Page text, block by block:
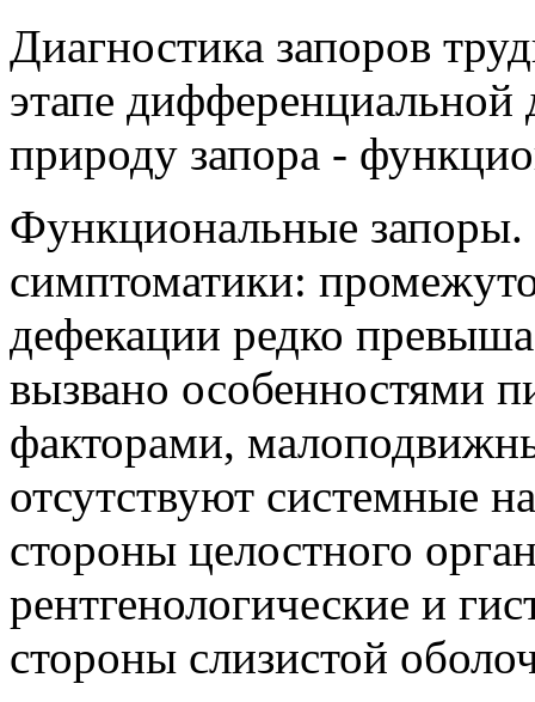
Диагностика запоров
этапе дифференциальной
природу запора -
Функциональные
симптоматики:
дефекации редко
вызвано особенностями
факторами,
отсутствуют системные
стороны целостного
рентгенологические и
стороны слизистой